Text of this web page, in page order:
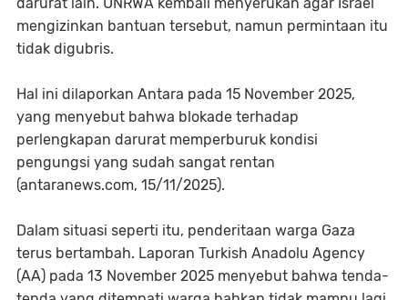
darurat lain. UNRWA kembali menyerukan agar Israel
mengizinkan bantuan tersebut, namun permintaan itu
tidak digubris.
Hal ini dilaporkan Antara pada 15 November 2025,
yang menyebut bahwa blokade terhadap
perlengkapan darurat memperburuk kondisi
pengungsi yang sudah sangat rentan
(antaranews.com, 15/11/2025).
Dalam situasi seperti itu, penderitaan warga Gaza
terus bertambah. Laporan Turkish Anadolu Agency
(AA) pada 13 November 2025 menyebut bahwa tenda-